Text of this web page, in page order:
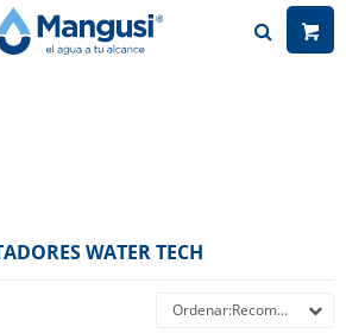
WATER TECH
Recomendados